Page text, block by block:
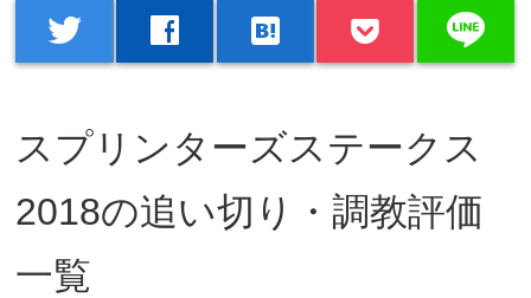
twitter facebook hatenabookmark line
スプリンターズステークス
2018の追い切り・調教評価
一覧